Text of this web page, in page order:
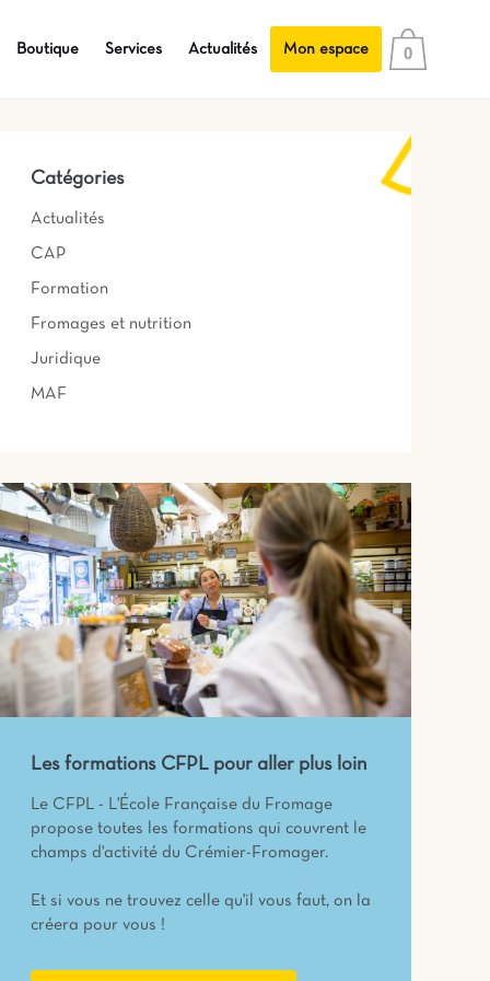
0
Boutique Services Actualités Mon espace
Catégories
Actualités
CAP
Formation
Fromages et nutrition
Juridique
MAF
Les formations CFPL pour aller plus loin
Le CFPL - L'École Française du Fromage
propose toutes les formations qui couvrent le
champs d'activité du Crémier-Fromager.
Et si vous ne trouvez celle qu'il vous faut, on la
créera pour vous !